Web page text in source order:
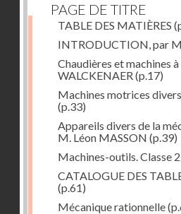
PAGE DE TITRE
TABLE DES MATIÈRES
INTRODUCTION, par
Chaudières et machines
WALCKENAER (p.17)
Machines motrices
(p.33)
Appareils divers de la
M. Léon MASSON (p.39)
Machines-outils. Classe
CATALOGUE DES
(p.61)
Mécanique rationnelle